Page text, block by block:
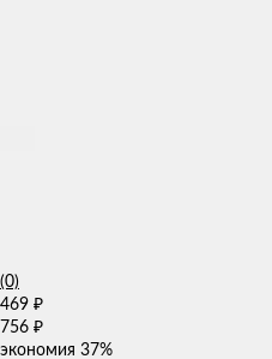
(0)
469 ₽
756 ₽
экономия 37%